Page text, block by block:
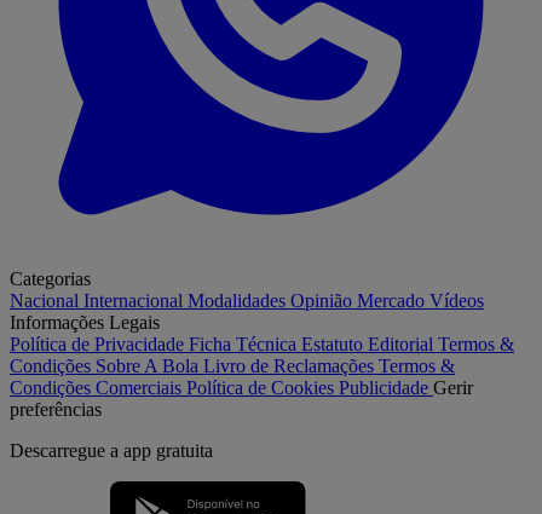
Categorias
Nacional Internacional Modalidades Opinião Mercado Vídeos
Informações Legais
Política de Privacidade Ficha Técnica Estatuto Editorial Termos &
Condições Sobre A Bola Livro de Reclamações Termos &
Condições Comerciais Política de Cookies Publicidade Gerir
preferências
Descarregue a app gratuita